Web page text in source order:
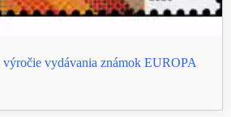
vydávania známok EUROPA